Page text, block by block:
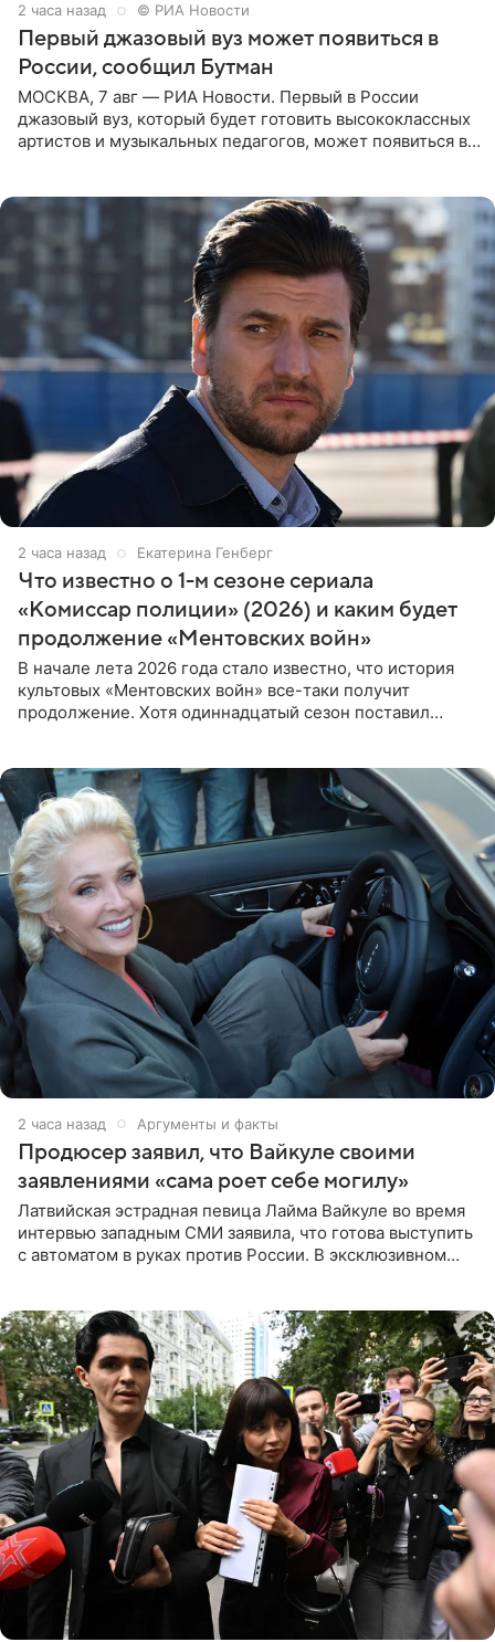
2 часа назад © РИА Новости
Первый джазовый вуз может появиться в
России, сообщил Бутман
МОСКВА, 7 авг — РИА Новости. Первый в России
джазовый вуз, который будет готовить высококлассных
артистов и музыкальных педагогов, может появиться в
2 часа назад Екатерина Генберг
Что известно о 1-м сезоне сериала
«Комиссар полиции» (2026) и каким будет
продолжение «Ментовских войн»
В начале лета 2026 года стало известно, что история
культовых «Ментовских войн» все-таки получит
продолжение. Хотя одиннадцатый сезон поставил
2 часа назад Аргументы и факты
Продюсер заявил, что Вайкуле своими
заявлениями «сама роет себе могилу»
Латвийская эстрадная певица Лайма Вайкуле во время
интервью западным СМИ заявила, что готова выступить
с автоматом в руках против России. В эксклюзивном